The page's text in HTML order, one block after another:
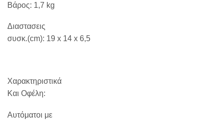
Βάρος: 1,7 kg
Διαστασεις
συσκ.(cm): 19 x 14 x 6,5
Χαρακτηριστικά
Και Οφέλη:
Αυτόματοι με